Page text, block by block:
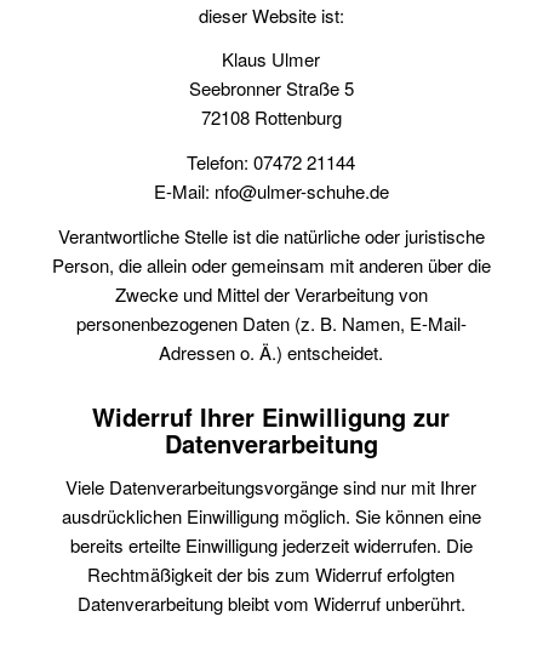
dieser Website ist:
Klaus Ulmer
Seebronner Straße 5
72108 Rottenburg
Telefon: 07472 21144
E-Mail: nfo@ulmer-schuhe.de
Verantwortliche Stelle ist die natürliche oder juristische
Person, die allein oder gemeinsam mit anderen über die
Zwecke und Mittel der Verarbeitung von
personenbezogenen Daten (z. B. Namen, E-Mail-
Adressen o. Ä.) entscheidet.
Widerruf Ihrer Einwilligung zur
Datenverarbeitung
Viele Datenverarbeitungsvorgänge sind nur mit Ihrer
ausdrücklichen Einwilligung möglich. Sie können eine
bereits erteilte Einwilligung jederzeit widerrufen. Die
Rechtmäßigkeit der bis zum Widerruf erfolgten
Datenverarbeitung bleibt vom Widerruf unberührt.